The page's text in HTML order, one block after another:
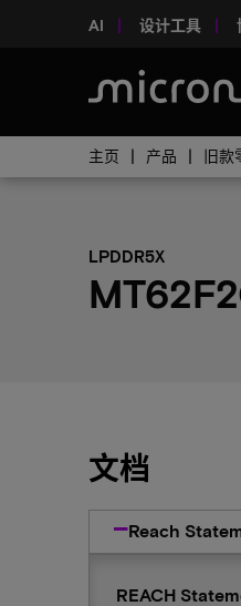
AI 设计工具
主页 产品 旧款
LPDDR5X
文档
Reach
REACH